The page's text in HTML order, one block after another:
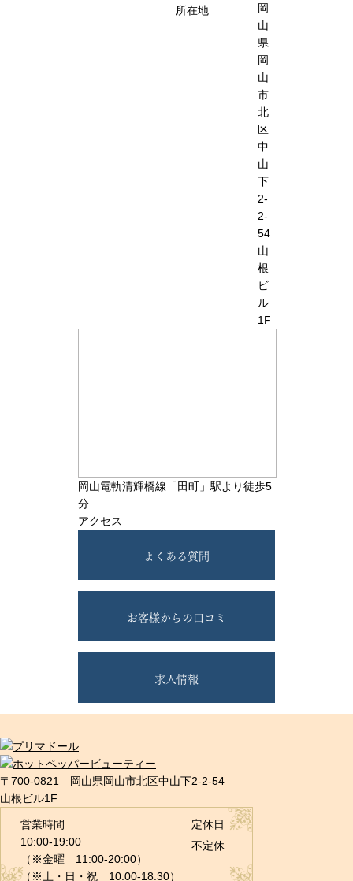
所在地
岡
山
県
岡
山
市
北
区
中
山
下
2-
2-
54
山
根
ビ
ル
1F
岡山電軌清輝橋線「田町」駅より徒歩5
分
アクセス
よくある質問
お客様からの口コミ
求人情報
〒700-0821 岡山県岡山市北区中山下2-2-54
山根ビル1F
営業時間
10:00-19:00
（※金曜 11:00-20:00）
（※土・日・祝 10:00-18:30）
定休日
不定休